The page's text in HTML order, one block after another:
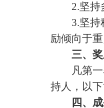
2.坚持
3.坚持
励倾向于
三、奖
凡第一
持人，以
四、成